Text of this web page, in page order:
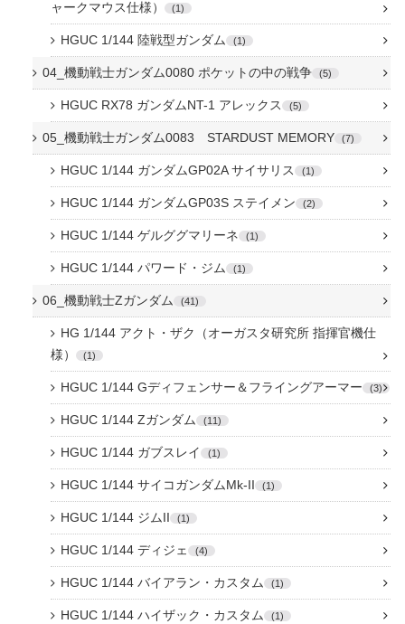
ャークマウス仕様）
1
HGUC 1/144 陸戦型ガンダム 1
04_機動戦士ガンダム0080 ポケットの中の戦争 5
HGUC RX78 ガンダムNT-1 アレックス 5
05_機動戦士ガンダム0083 STARDUST MEMORY 7
HGUC 1/144 ガンダムGP02A サイサリス 1
HGUC 1/144 ガンダムGP03S ステイメン 2
HGUC 1/144 ゲルググマリーネ 1
HGUC 1/144 パワード・ジム 1
06_機動戦士Zガンダム 41
HG 1/144 アクト・ザク（オーガスタ研究所 指揮官機仕
様）
1
HGUC 1/144 Gディフェンサー＆フライングアーマー 3
HGUC 1/144 Zガンダム 11
HGUC 1/144 ガブスレイ 1
HGUC 1/144 サイコガンダムMk-II 1
HGUC 1/144 ジムII 1
HGUC 1/144 ディジェ 4
HGUC 1/144 バイアラン・カスタム 1
HGUC 1/144 ハイザック・カスタム 1